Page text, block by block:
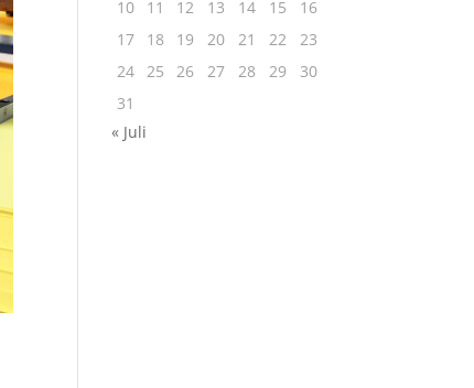
10
11 12 13 14 15
16
17
18 19 20 21 22
23
24 25 26 27 28 29
30
31
« Juli